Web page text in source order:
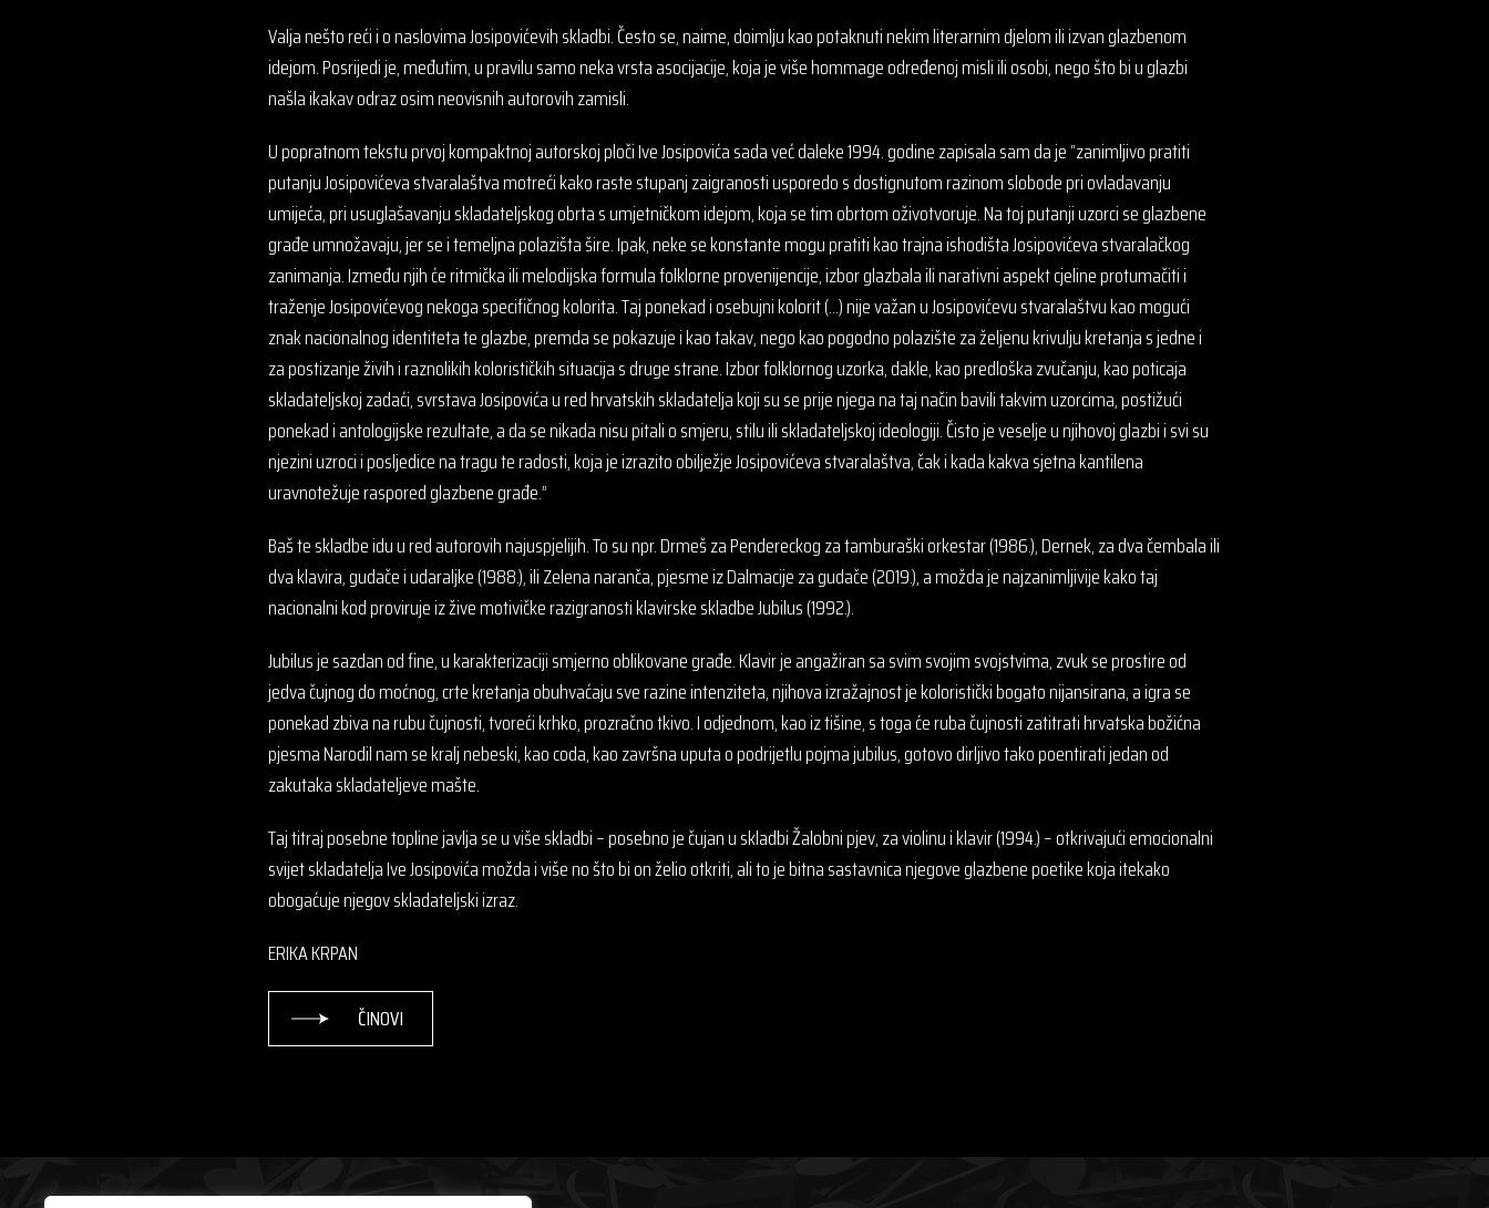
Valja nešto reći i o naslovima Josipovićevih skladbi. Često se, naime, doimlju kao potaknuti nekim literarnim djelom ili izvan glazbenom
idejom. Posrijedi je, međutim, u pravilu samo neka vrsta asocijacije, koja je više hommage određenoj misli ili osobi, nego što bi u glazbi
našla ikakav odraz osim neovisnih autorovih zamisli.
U popratnom tekstu prvoj kompaktnoj autorskoj ploči Ive Josipovića sada već daleke 1994. godine zapisala sam da je “zanimljivo pratiti
putanju Josipovićeva stvaralaštva motreći kako raste stupanj zaigranosti usporedo s dostignutom razinom slobode pri ovladavanju
umijeća, pri usuglašavanju skladateljskog obrta s umjetničkom idejom, koja se tim obrtom oživotvoruje. Na toj putanji uzorci se glazbene
građe umnožavaju, jer se i temeljna polazišta šire. Ipak, neke se konstante mogu pratiti kao trajna ishodišta Josipovićeva stvaralačkog
zanimanja. Između njih će ritmička ili melodijska formula folklorne provenijencije, izbor glazbala ili narativni aspekt cjeline protumačiti i
traženje Josipovićevog nekoga specifičnog kolorita. Taj ponekad i osebujni kolorit (…) nije važan u Josipovićevu stvaralaštvu kao mogući
znak nacionalnog identiteta te glazbe, premda se pokazuje i kao takav, nego kao pogodno polazište za željenu krivulju kretanja s jedne i
za postizanje živih i raznolikih kolorističkih situacija s druge strane. Izbor folklornog uzorka, dakle, kao predloška zvučanju, kao poticaja
skladateljskoj zadaći, svrstava Josipovića u red hrvatskih skladatelja koji su se prije njega na taj način bavili takvim uzorcima, postižući
ponekad i antologijske rezultate, a da se nikada nisu pitali o smjeru, stilu ili skladateljskoj ideologiji. Čisto je veselje u njihovoj glazbi i svi su
njezini uzroci i posljedice na tragu te radosti, koja je izrazito obilježje Josipovićeva stvaralaštva, čak i kada kakva sjetna kantilena
uravnotežuje raspored glazbene građe.”
Baš te skladbe idu u red autorovih najuspjelijih. To su npr. Drmeš za Pendereckog za tamburaški orkestar (1986.), Dernek, za dva čembala ili
dva klavira, gudače i udaraljke (1988.), ili Zelena naranča, pjesme iz Dalmacije za gudače (2019.), a možda je najzanimljivije kako taj
nacionalni kod proviruje iz žive motivičke razigranosti klavirske skladbe Jubilus (1992.).
Jubilus je sazdan od fine, u karakterizaciji smjerno oblikovane građe. Klavir je angažiran sa svim svojim svojstvima, zvuk se prostire od
jedva čujnog do moćnog, crte kretanja obuhvaćaju sve razine intenziteta, njihova izražajnost je koloristički bogato nijansirana, a igra se
ponekad zbiva na rubu čujnosti, tvoreći krhko, prozračno tkivo. I odjednom, kao iz tišine, s toga će ruba čujnosti zatitrati hrvatska božićna
pjesma Narodil nam se kralj nebeski, kao coda, kao završna uputa o podrijetlu pojma jubilus, gotovo dirljivo tako poentirati jedan od
zakutaka skladateljeve mašte.
Taj titraj posebne topline javlja se u više skladbi – posebno je čujan u skladbi Žalobni pjev, za violinu i klavir (1994.) – otkrivajući emocionalni
svijet skladatelja Ive Josipovića možda i više no što bi on želio otkriti, ali to je bitna sastavnica njegove glazbene poetike koja itekako
obogaćuje njegov skladateljski izraz.
ERIKA KRPAN
ČINOVI